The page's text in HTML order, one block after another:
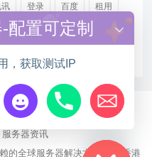
讯 登录 百度 租用
证书 配置 阿里
站群多IP服务器
海外云服务器
服务器资讯
的全球服务器解决方案伙伴 香港
Hide chaty
配置可定制
，获取测试IP